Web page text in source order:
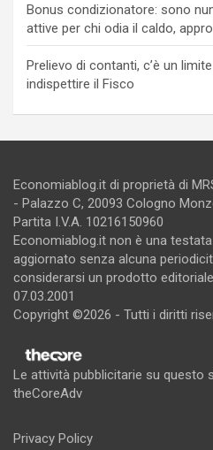
Bonus condizionatore: sono
attive per chi odia il caldo,
Prelievo di contanti, c’è un
indispettire il Fisco
Economiablog.it di proprietà di
- Palazzo C, 20093 Cologno
Partita I.V.A. 10216150960
Economiablog.it non è una
aggiornato senza alcuna
considerarsi un prodotto
07.03.2001
Copyright ©2026 - Tutti i diritti
Le attività pubblicitarie su questo
theCoreAdv
Privacy Policy